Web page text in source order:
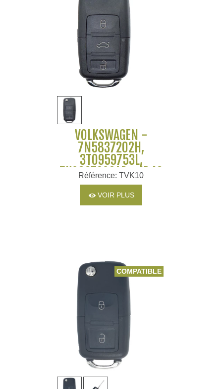
VOLKSWAGEN -
7N5837202H,
3T0959753L,
5K0837202AD - ID48
Référence: TVK10
VOIR PLUS
COMPATIBLE